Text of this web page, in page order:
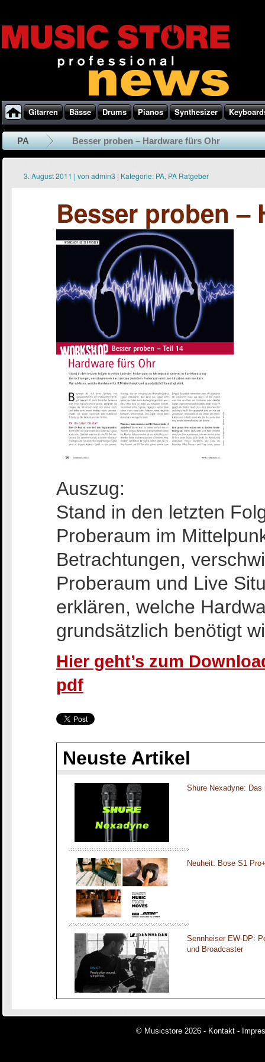
Gitarren Bässe Drums Pianos Synthesizer
PA Besser proben – Hardware fürs Ohr
3. August 2011 | von admin3 | Kategorie: PA, PA Ratgeber
Besser proben –
Auszug:
Stand in den letzten
Proberaum im
Betrachtungen,
Proberaum und Live
erklären, welche
grundsätzlich benötigt
Hier geht’s zum
pdf
Neuste Artikel
Shure Nexadyne:
Neuheit: Bose S1
Sennheiser EW-DP:
und Broadcaster
© Musicstore 2026 - Kontakt -